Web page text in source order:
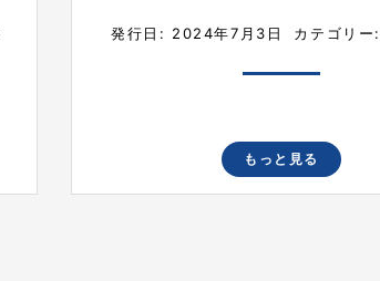
発行日: 2024年7月3日 カテゴリー:
もっと見る